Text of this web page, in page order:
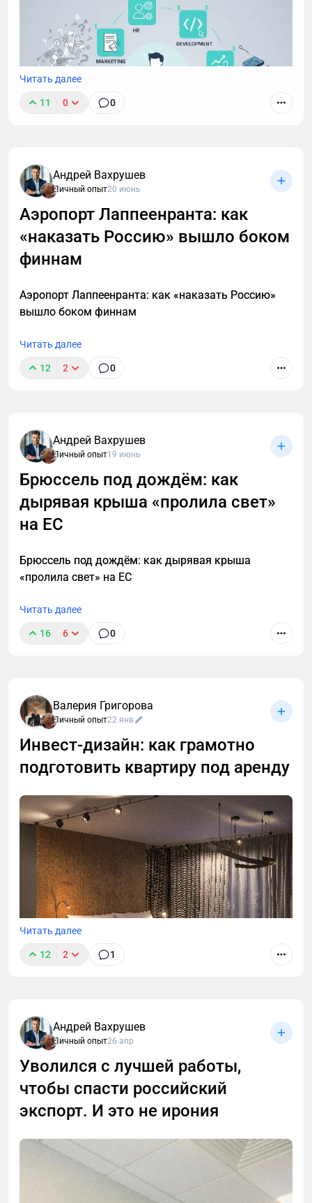
Читать далее
11 0 0
Андрей Вахрушев
Личный опыт20 июнь
Аэропорт Лаппеенранта: как
«наказать Россию» вышло боком
финнам
Аэропорт Лаппеенранта: как «наказать Россию»
вышло боком финнам
Читать далее
12 2 0
Андрей Вахрушев
Личный опыт19 июнь
Брюссель под дождём: как
дырявая крыша «пролила свет»
на ЕС
Брюссель под дождём: как дырявая крыша
«пролила свет» на ЕС
Читать далее
16 6 0
Валерия Григорова
Личный опыт22 янв
Инвест‑дизайн: как грамотно
подготовить квартиру под аренду
В этой статье разберём, чем инвестиционный
проект отличается от «классического» ремонта,
как собственнику избежать типичных ошибок и
максимально окупить вложения.
Читать далее
12 2 1
Андрей Вахрушев
Личный опыт26 апр
Уволился с лучшей работы,
чтобы спасти российский
экспорт. И это не ирония